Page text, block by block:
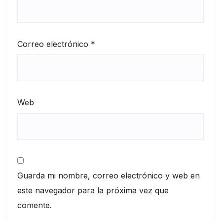
Correo electrónico *
Web
Guarda mi nombre, correo electrónico y web en
este navegador para la próxima vez que
comente.